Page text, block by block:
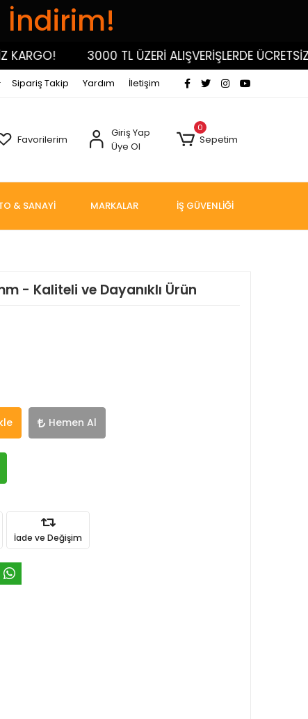
İndirim!
3000 TL ÜZERİ ALIŞVERİŞLERDE ÜCRETSİZ
Sipariş Takip Yardım İletişim
Favorilerim
Giriş Yap
Üye Ol
0
Sepetim
& SANAYİ MARKALAR İŞ GÜVENLİĞİ
- Kaliteli ve Dayanıklı Ürün
Hemen Al
İade ve Değişim